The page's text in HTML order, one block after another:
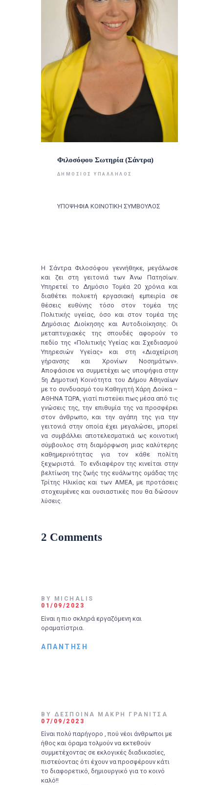
Φιλοσόφου Σωτηρία (Σάντρα)
ΔΗΜΌΣΙΟΣ ΥΠΆΛΛΗΛΟΣ
ΥΠΟΨΗΦΙΑ ΚΟΙΝΟΤΙΚΗ ΣΥΜΒΟΥΛΟΣ
Η Σάντρα Φιλοσόφου γεννήθηκε, μεγάλωσε
και ζει στη γειτονιά των Άνω Πατησίων.
Υπηρετεί το Δημόσιο Τομέα 20 χρόνια και
διαθέτει πολυετή εργασιακή εμπειρία σε
θέσεις ευθύνης τόσο στον τομέα της
Πολιτικής υγείας, όσο και στον τομέα της
Δημόσιας Διοίκησης και Αυτοδιοίκησης. Οι
μεταπτυχιακές της σπουδές αφορούν το
πεδίο της «Πολιτικής Υγείας και Σχεδιασμού
Υπηρεσιών Υγείας» και στη «Διαχείριση
γήρανσης και Χρονίων Νοσημάτων».
Αποφάσισε να συμμετέχει ως υποψήφια στην
5η Δημοτική Κοινότητα του Δήμου Αθηναίων
με το συνδυασμό του Καθηγητή Χάρη Δούκα –
ΑΘΗΝΑ ΤΩΡΑ, γιατί πιστεύει πως μέσα από τις
γνώσεις της, την επιθυμία της να προσφέρει
στον άνθρωπο, και την αγάπη της για την
γειτονιά στην οποία έχει μεγαλώσει, μπορεί
να συμβάλλει αποτελεσματικά ως κοινοτική
σύμβουλος στη διαμόρφωση μιας καλύτερης
καθημερινότητας για τον κάθε πολίτη
ξεχωριστά. Το ενδιαφέρον της κινείται στην
βελτίωση της ζωής της ευάλωτης ομάδας της
Τρίτης Ηλικίας και των ΑΜΕΑ, με προτάσεις
στοχευμένες και ουσιαστικές που θα δώσουν
λύσεις.
2 Comments
BY MICHALIS
01/09/2023
Είναι η πιο σκληρά εργαζόμενη και
οραματίστρια.
ΑΠΆΝΤΗΣΗ
BY ΔΕΣΠΟΙΝΑ ΜΑΚΡΗ ΓΡΑΝΙΤΣΑ
07/09/2023
Είναι πολύ παρήγορο , πού νέοι άνθρωποι με
ήθος και όραμα τολμούν να εκτεθούν
συμμετέχοντας σε εκλογικές διαδικασίες,
πιστεύοντας ότι έχουν να προσφέρουν κάτι
το διαφορετικό, δημιουργικό για το κοινό
καλό!!